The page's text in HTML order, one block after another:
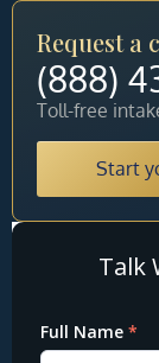
Request a
(888)
Toll-free
Start